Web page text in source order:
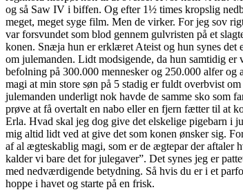
og så Saw IV i biffen. Og efter 1½ times kropslig
meget, meget syge film. Men de virker. For jeg sov
var forsvundet som blod gennem gulvristen på et
konen. Snæja hun er erklæret Ateist og hun synes
om julemanden. Lidt modsigende, da hun samtidig
befolning på 300.000 mennesker og 250.000 alfer og
magi at min store søn på 5 stadig er fuldt overbvist
julemanden underligt nok havde de samme sko som
prøve at få overtalt en nabo eller en fjern fætter til at
Erla. Hvad skal jeg dog give det elskelige pigebarn i
mig altid lidt ved at give det som konen ønsker sig.
af al ægteskablig magi, som er de ægtepar der aftaler
kalder vi bare det for julegaver”. Det synes jeg er
med nedværdigende betydning. Så hvis du er i et
hoppe i havet og starte på en frisk.